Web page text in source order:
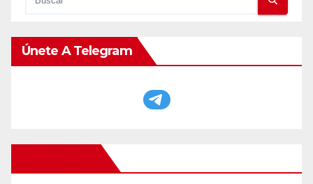
Únete A Telegram